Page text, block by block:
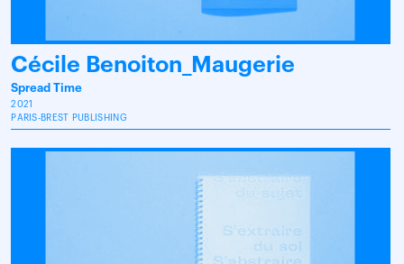
Cécile Benoiton_Maugerie
Spread Time
2021
PARIS-BREST PUBLISHING